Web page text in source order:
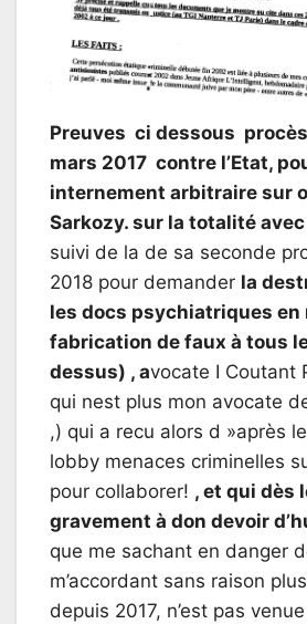
Preuves ci dessous
mars 2017 contre l’Etat,
internement arbitraire sur
Sarkozy. sur la totalité
suivi de la de sa seconde
2018 pour demander la
les docs psychiatriques en
fabrication de faux à tous
dessus) , avocate I Coutant
qui nest plus mon avocate
,) qui a recu alors d »après
lobby menaces criminelles
pour collaborer! , et qui dès
gravement à don devoir
que me sachant en danger
m’accordant sans raison
depuis 2017, n’est pas